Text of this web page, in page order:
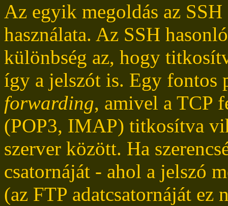
Az egyik megoldás az SSH
használata. Az SSH
különbség az, hogy
így a jelszót is. Egy fontos
forwarding, amivel a TCP
(POP3, IMAP) titkosítva
szerver között. Ha
csatornáját - ahol a jelszó
(az FTP adatcsatornáját ez